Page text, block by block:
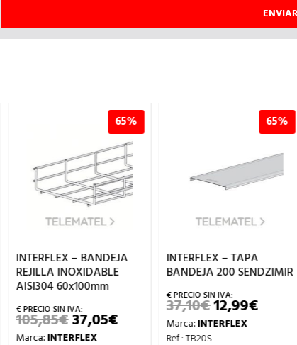
65%
INTERFLEX – BANDEJA
REJILLA INOXIDABLE
AISI304 60x100mm
105,85€EL
PRECIO
37,05€EL
PRECIO
Marca:INTERFLEX
65%
INTERFLEX – TAPA
BANDEJA 200 SENDZIMIR
37,10€EL
PRECIO
ORIGINAL
12,99€EL
PRECIO
Marca:INTERFLEX
Ref.: TB20S